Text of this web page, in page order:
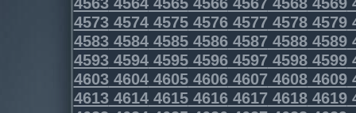
4573457445754576457745784579
4583458445854586458745884589
4593459445954596459745984599
4603460446054606460746084609
4613461446154616461746184619